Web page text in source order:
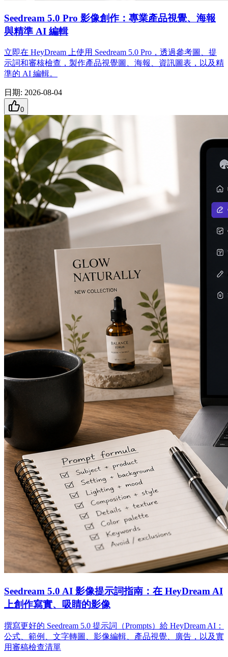
Seedream 5.0 Pro 影像創作：專業產品視覺、海報
與精準 AI 編輯
立即在 HeyDream 上使用 Seedream 5.0 Pro，透過參考圖、提
示詞和審核檢查，製作產品視覺圖、海報、資訊圖表，以及精
準的 AI 編輯。
日期: 2026-08-04
0
Seedream 5.0 AI 影像提示詞指南：在 HeyDream AI
上創作寫實、吸睛的影像
撰寫更好的 Seedream 5.0 提示詞（Prompts）給 HeyDream AI：
公式、範例、文字轉圖、影像編輯、產品視覺、廣告，以及實
用審稿檢查清單